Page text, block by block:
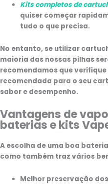
Kits completos de
quiser começar
tudo o que precisa.
No entanto, se utilizar
maioria das nossas pilhas
recomendamos que
recomendada para o seu
sabor e desempenho.
Vantagens de
baterias e kits
A escolha de uma boa
como também traz vários
Melhor preservação